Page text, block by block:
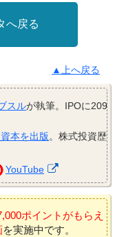
へ戻る
▲上へ戻る
スルが執筆。IPOに209
本を出版。株式投資歴
YouTube
ポイントがもらえ
を実施中です。